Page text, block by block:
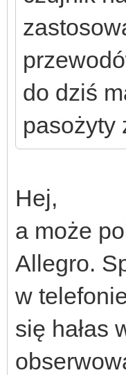
do dziś
pasożyty
Hej,
a może
Allegro.
w
się hałas